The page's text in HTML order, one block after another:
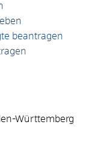
beantragen
Württemberg